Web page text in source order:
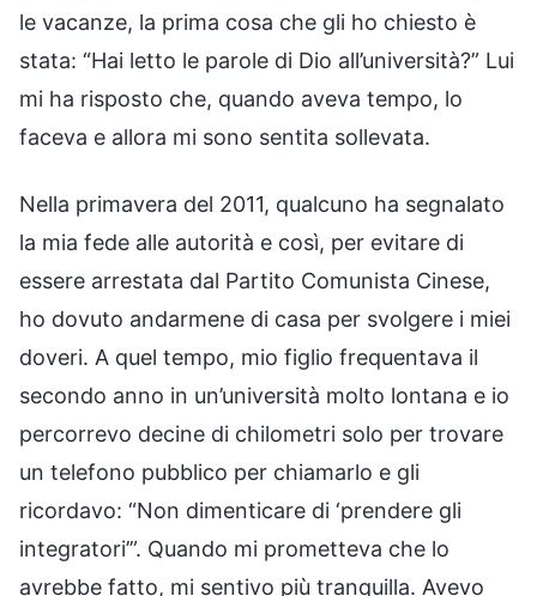
le vacanze, la prima cosa che gli ho chiesto è
stata: “Hai letto le parole di Dio all’università?” Lui
mi ha risposto che, quando aveva tempo, lo
faceva e allora mi sono sentita sollevata.
Nella primavera del 2011, qualcuno ha segnalato
la mia fede alle autorità e così, per evitare di
essere arrestata dal Partito Comunista Cinese,
ho dovuto andarmene di casa per svolgere i miei
doveri. A quel tempo, mio figlio frequentava il
secondo anno in un’università molto lontana e io
percorrevo decine di chilometri solo per trovare
un telefono pubblico per chiamarlo e gli
ricordavo: “Non dimenticare di ‘prendere gli
integratori’”. Quando mi prometteva che lo
avrebbe fatto, mi sentivo più tranquilla. Avevo